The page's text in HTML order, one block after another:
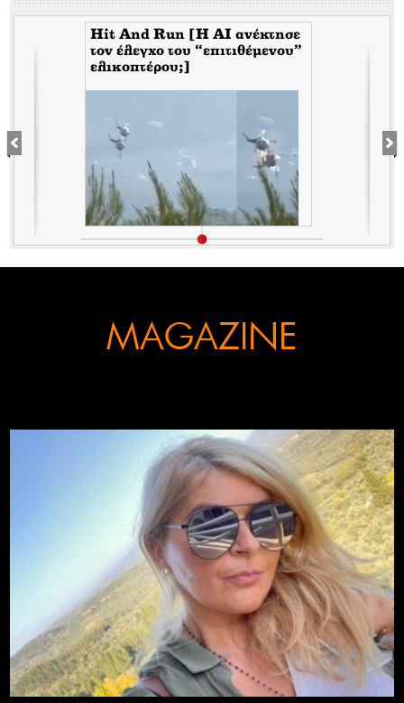
Hit And Run [H ΑΙ ανέκτησε
τον έλεγχο του “επιτιθέμενου”
ελικοπτέρου;]
MAGAZINE